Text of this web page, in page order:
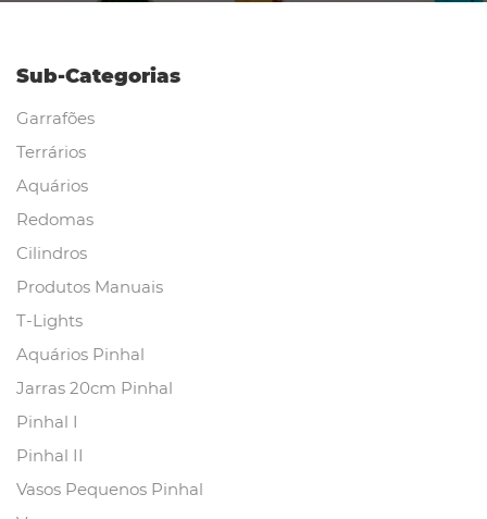
Sub-Categorias
Garrafões
Terrários
Aquários
Redomas
Cilindros
Produtos Manuais
T-Lights
Aquários Pinhal
Jarras 20cm Pinhal
Pinhal I
Pinhal II
Vasos Pequenos Pinhal